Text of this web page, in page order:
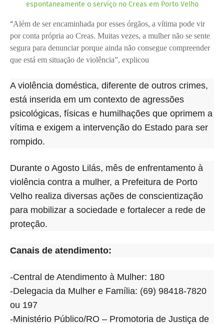
espontaneamente o serviço no Creas em Porto Velho
“Além de ser encaminhada por esses órgãos, a vítima pode vir
por conta própria ao Creas. Muitas vezes, a mulher não se sente
segura para denunciar porque ainda não consegue compreender
que está em situação de violência”, explicou
A violência doméstica, diferente de outros crimes,
está inserida em um contexto de agressões
psicológicas, físicas e humilhações que oprimem a
vítima e exigem a intervenção do Estado para ser
rompido.
Durante o Agosto Lilás, mês de enfrentamento à
violência contra a mulher, a Prefeitura de Porto
Velho realiza diversas ações de conscientização
para mobilizar a sociedade e fortalecer a rede de
proteção.
Canais de atendimento:
-Central de Atendimento à Mulher: 180
-Delegacia da Mulher e Família: (69) 98418-7820
ou 197
-Ministério Público/RO – Promotoria de Justiça de